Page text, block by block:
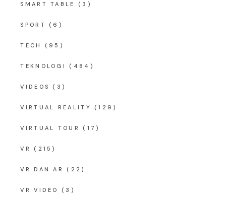
SMART TABLE (3)
SPORT (6)
TECH (95)
TEKNOLOGI (484)
VIDEOS (3)
VIRTUAL REALITY (129)
VIRTUAL TOUR (17)
VR (215)
VR DAN AR (22)
VR VIDEO (3)